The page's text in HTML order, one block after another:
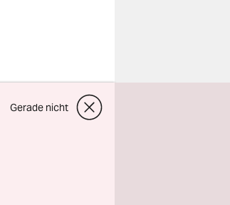
Gerade nicht